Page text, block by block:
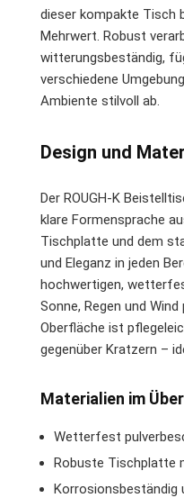
dieser kompakte Tisch
Mehrwert. Robust
witterungsbeständig,
verschiedene
Ambiente stilvoll ab.
Design und
Der ROUGH-K
klare Formensprache
Tischplatte und dem
und Eleganz in jeden
hochwertigen,
Sonne, Regen und
Oberfläche ist
gegenüber Kratzern –
Materialien im
Wetterfest
Robuste Tischplatte
Korrosionsbeständig